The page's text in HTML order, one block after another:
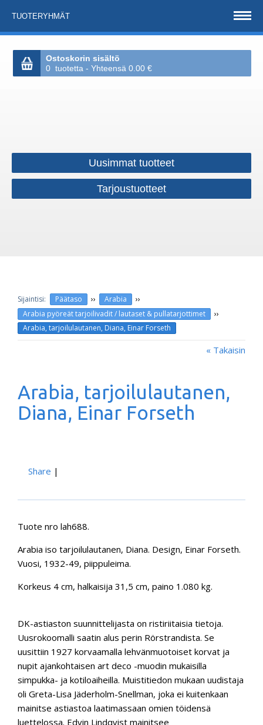
TUOTERYHMÄT
Ostoskorin sisältö
0 tuotetta - Yhteensä 0.00 €
Uusimmat tuotteet
Tarjoustuotteet
Päätaso ›› Arabia ››
Arabia pyöreät tarjoilivadit / lautaset & pullatarjottimet ››
Arabia, tarjoilulautanen, Diana, Einar Forseth
« Takaisin
Arabia, tarjoilulautanen,
Diana, Einar Forseth
Share |
Tuote nro lah688.
Arabia iso tarjoilulautanen, Diana. Design, Einar Forseth.
Vuosi, 1932-49, piippuleima.
Korkeus 4 cm, halkaisija 31,5 cm, paino 1.080 kg.
DK-astiaston suunnittelijasta on ristiriitaisia tietoja.
Uusrokoomalli saatin alus perin Rörstrandista. Se
uusittiin 1927 korvaamalla lehvänmuotoiset korvat ja
nupit ajankohtaisen art deco -muodin mukaisilla
simpukka- ja kotiloaiheilla. Muistitiedon mukaan uudistaja
oli Greta-Lisa Jäderholm-Snellman, joka ei kuitenkaan
mainitse astiastoa laatimassaan omien töidensä
luettelossa. Edvin Lindqvist mainitsee